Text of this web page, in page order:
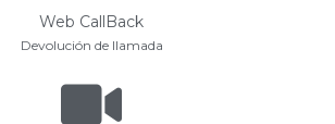
Web CallBack
Devolución de llamada